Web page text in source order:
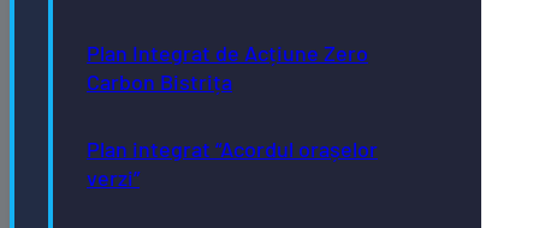
Plan Integrat de Acțiune Zero
Carbon Bistrița
Plan integrat “Acordul orașelor
verzi”